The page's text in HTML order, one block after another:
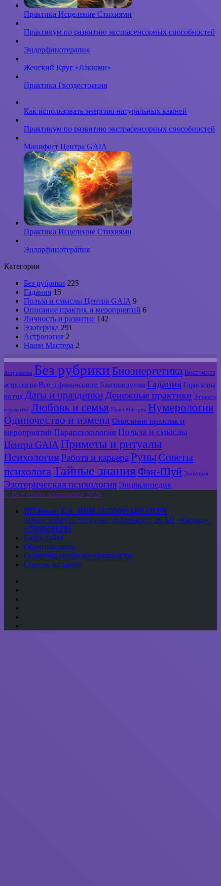
Практика Исцеление Стихиями
Практикум по развитию экстрасенсорных способностей
Эндорфинотерапия
Женский Круг «Лакшми»
Практика Гвоздестояния
Как использовать энергию натуральных камней
Практикум по развитию экстрасенсорных способностей
Манифест Центра GAIA
Практика Исцеление Стихиями
Эндорфинотерапия
Категории
Без рубрики 225
Гадания 15
Польза и смыслы Центра GAIA 9
Описание практик и мероприятий 6
Личность и развитие 142
Эзотерика 291
Астрология 2
Наши Мастера 2
Астрология Без рубрики Биоэнергетика Восточная
астрология Всё о финансовом благополучии Гадания Гороскопы
на год Даты и праздники Денежные практики Личность
и развитие Любовь и семья Наши Мастера Нумерология
Одиночество и измена Описание практик и
мероприятий Парапсихология Польза и смыслы
Центра GAIA Приметы и ритуалы
ПсихологияРабота и карьера Руны Советы
психолога Тайные знания Фэн-Шуй Эзотерика
Эзотерическая психология Энциклопедия
© Все права защищены 2026
ИП Кекин Е.А. ИНН 231900603495 ОГРН
319237500243579 г.Сочи, ул.Горького, 26 БЦ «Каскад».
+79086788293
Карта сайта
Обратная связь
Политика конфиденциальности
Список желаний